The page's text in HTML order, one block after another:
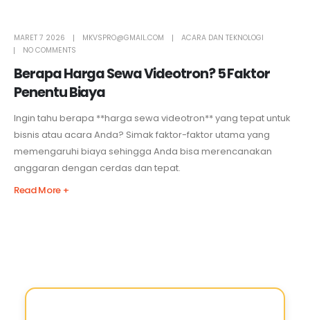
MARET 7 2026 MKVSPRO@GMAIL.COM
ACARA DAN TEKNOLOGI
NO COMMENTS
Berapa Harga Sewa Videotron? 5 Faktor
Penentu Biaya
Ingin tahu berapa **harga sewa videotron** yang tepat untuk
bisnis atau acara Anda? Simak faktor-faktor utama yang
memengaruhi biaya sehingga Anda bisa merencanakan
anggaran dengan cerdas dan tepat.
Read More +